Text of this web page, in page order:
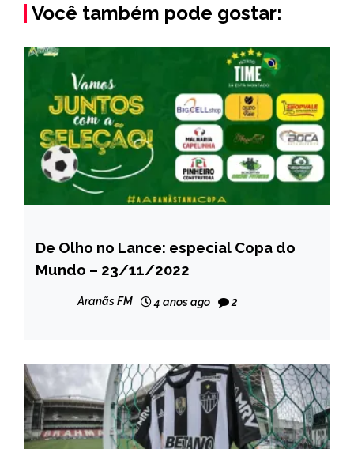
Você também pode gostar:
ESPORTES
NOTÍCIAS
De Olho no Lance: especial Copa do
Mundo – 23/11/2022
Aranãs FM 4 anos ago 2